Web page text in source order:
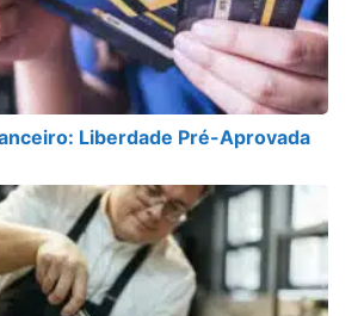
Liberdade Pré-Aprovada